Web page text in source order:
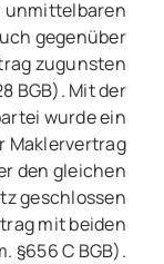
unmittelbaren
gegenüber
zugunsten
BGB). Mit der
wurde ein
den gleichen
geschlossen
mit beiden
§656 C BGB).